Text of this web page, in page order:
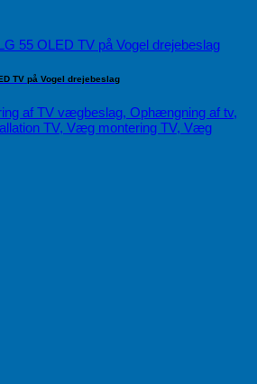
TV på Vogel drejebeslag
af TV vægbeslag, Ophængning af tv,
TV, Væg montering TV, Væg